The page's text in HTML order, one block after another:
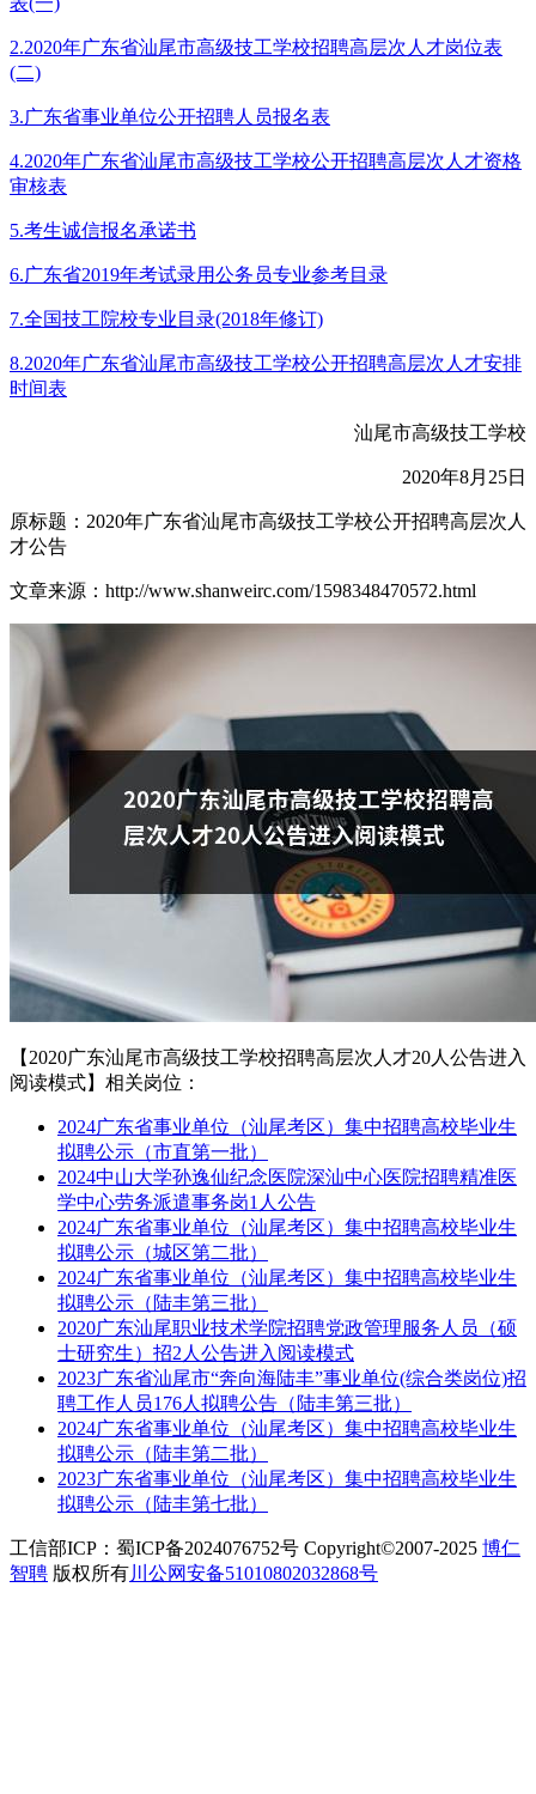
2.2020年广东省汕尾市高级技工学校招聘高层次人才岗位表
(二)
3.广东省事业单位公开招聘人员报名表
4.2020年广东省汕尾市高级技工学校公开招聘高层次人才资格
审核表
5.考生诚信报名承诺书
6.广东省2019年考试录用公务员专业参考目录
7.全国技工院校专业目录(2018年修订)
8.2020年广东省汕尾市高级技工学校公开招聘高层次人才安排
时间表
汕尾市高级技工学校
2020年8月25日
原标题：2020年广东省汕尾市高级技工学校公开招聘高层次人
才公告
文章来源：http://www.shanweirc.com/1598348470572.html
【2020广东汕尾市高级技工学校招聘高层次人才20人公告进入
阅读模式】相关岗位：
2024广东省事业单位（汕尾考区）集中招聘高校毕业生
拟聘公示（市直第一批）
2024中山大学孙逸仙纪念医院深汕中心医院招聘精准医
学中心劳务派遣事务岗1人公告
2024广东省事业单位（汕尾考区）集中招聘高校毕业生
拟聘公示（城区第二批）
2024广东省事业单位（汕尾考区）集中招聘高校毕业生
拟聘公示（陆丰第三批）
2020广东汕尾职业技术学院招聘党政管理服务人员（硕
士研究生）招2人公告进入阅读模式
2023广东省汕尾市“奔向海陆丰”事业单位(综合类岗位)招
聘工作人员176人拟聘公告（陆丰第三批）
2024广东省事业单位（汕尾考区）集中招聘高校毕业生
拟聘公示（陆丰第二批）
2023广东省事业单位（汕尾考区）集中招聘高校毕业生
拟聘公示（陆丰第七批）
工信部ICP：蜀ICP备2024076752号 Copyright©2007-2025 博仁
智聘 版权所有川公网安备51010802032868号